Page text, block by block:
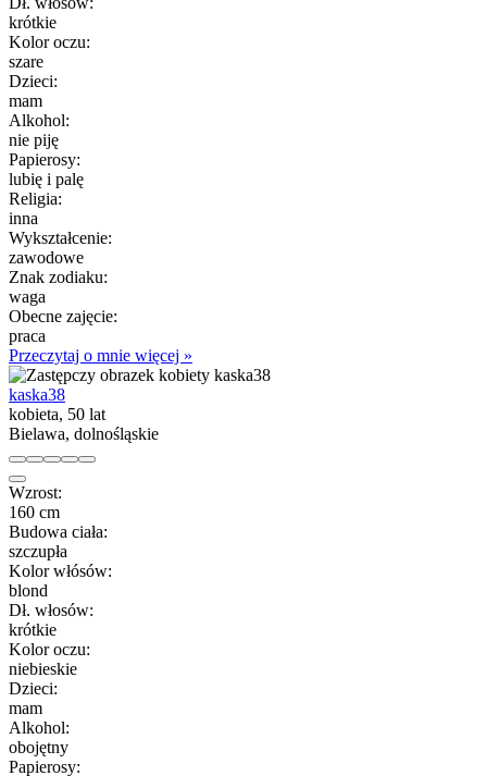
krótkie
Kolor oczu:
szare
Dzieci:
mam
Alkohol:
nie piję
Papierosy:
lubię i palę
Religia:
inna
Wykształcenie:
zawodowe
Znak zodiaku:
waga
Obecne zajęcie:
praca
Przeczytaj o mnie więcej »
kaska38
kobieta, 50 lat
Bielawa, dolnośląskie
Wzrost:
160 cm
Budowa ciała:
szczupła
Kolor włósów:
blond
Dł. włosów:
krótkie
Kolor oczu:
niebieskie
Dzieci:
mam
Alkohol:
obojętny
Papierosy: